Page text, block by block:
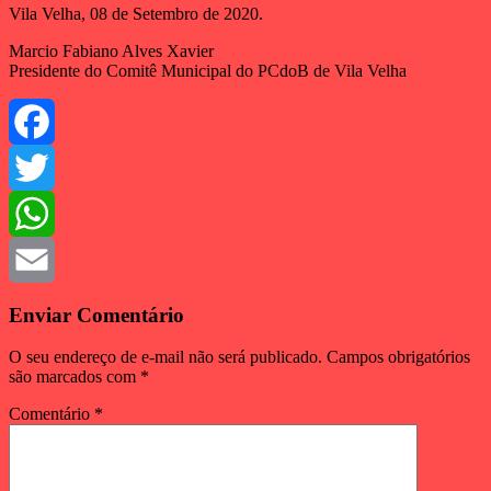
Vila Velha, 08 de Setembro de 2020.
Marcio Fabiano Alves Xavier
Presidente do Comitê Municipal do PCdoB de Vila Velha
Facebook
Twitter
WhatsApp
Email
Enviar Comentário
O seu endereço de e-mail não será publicado. Campos obrigatórios
são marcados com *
Comentário *